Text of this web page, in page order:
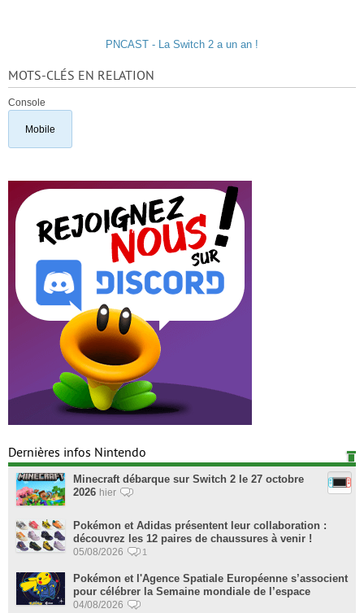
PNCAST - La Switch 2 a un an !
MOTS-CLÉS EN RELATION
Console
Mobile
Dernières infos Nintendo
Minecraft débarque sur Switch 2 le 27 octobre
2026 hier
Pokémon et Adidas présentent leur collaboration :
découvrez les 12 paires de chaussures à venir !
05/08/2026 1
Pokémon et l'Agence Spatiale Européenne s’associent
pour célébrer la Semaine mondiale de l’espace
04/08/2026